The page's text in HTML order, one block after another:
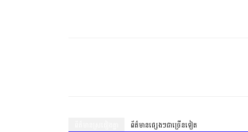
ព័ត៌មានផ្សេងៗជាច្រើនទៀត